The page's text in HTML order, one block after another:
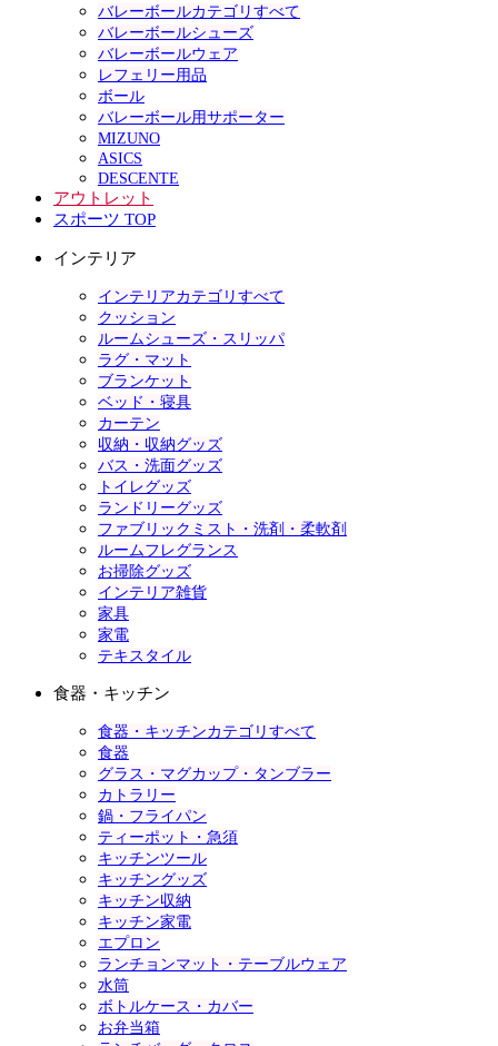
バレーボールカテゴリすべて
バレーボールシューズ
バレーボールウェア
レフェリー用品
ボール
バレーボール用サポーター
MIZUNO
ASICS
DESCENTE
アウトレット
スポーツ TOP
インテリア
インテリアカテゴリすべて
クッション
ルームシューズ・スリッパ
ラグ・マット
ブランケット
ベッド・寝具
カーテン
収納・収納グッズ
バス・洗面グッズ
トイレグッズ
ランドリーグッズ
ファブリックミスト・洗剤・柔軟剤
ルームフレグランス
お掃除グッズ
インテリア雑貨
家具
家電
テキスタイル
食器・キッチン
食器・キッチンカテゴリすべて
食器
グラス・マグカップ・タンブラー
カトラリー
鍋・フライパン
ティーポット・急須
キッチンツール
キッチングッズ
キッチン収納
キッチン家電
エプロン
ランチョンマット・テーブルウェア
水筒
ボトルケース・カバー
お弁当箱